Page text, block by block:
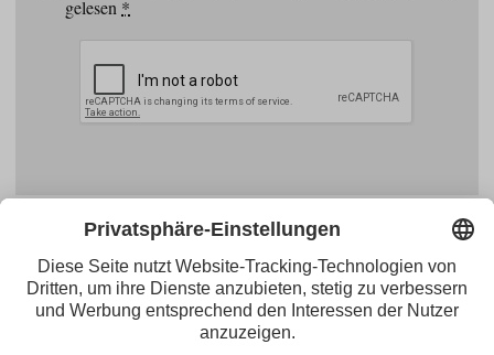
gelesen *
Tirol Werbung
Maria-Theresien-Straße 55 · 6020 Innsbruck
Instagram